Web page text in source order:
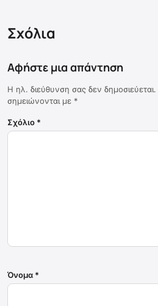
Σχόλια
Αφήστε μια απάντηση
Η ηλ. διεύθυνση σας δεν δημοσιεύεται.
σημειώνονται με *
Σχόλιο *
Όνομα *